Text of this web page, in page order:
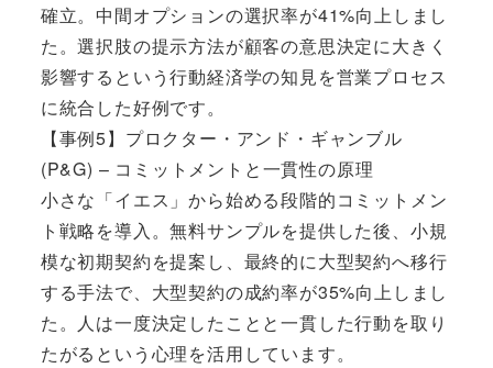
確立。中間オプションの選択率が41%向上しまし
た。選択肢の提示方法が顧客の意思決定に大きく
影響するという行動経済学の知見を営業プロセス
に統合した好例です。
【事例5】プロクター・アンド・ギャンブル
(P&G) – コミットメントと一貫性の原理
小さな「イエス」から始める段階的コミットメン
ト戦略を導入。無料サンプルを提供した後、小規
模な初期契約を提案し、最終的に大型契約へ移行
する手法で、大型契約の成約率が35%向上しまし
た。人は一度決定したことと一貫した行動を取り
たがるという心理を活用しています。